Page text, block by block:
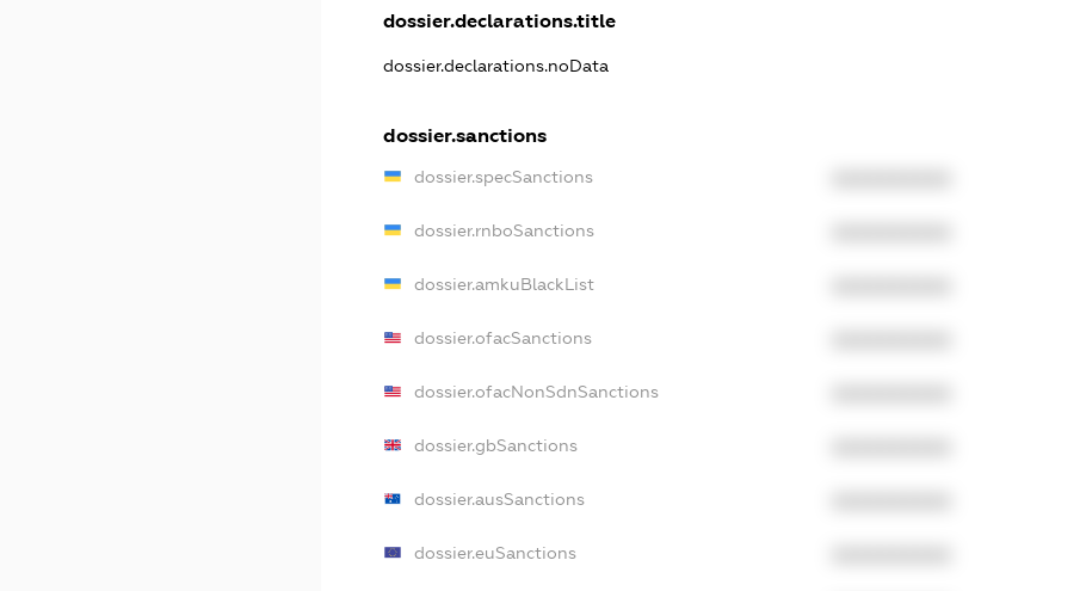
dossier.declarations.title
dossier.declarations.noData
dossier.sanctions
dossier.specSanctions
dossier.rnboSanctions
dossier.amkuBlackList
dossier.ofacSanctions
dossier.ofacNonSdnSanctions
dossier.gbSanctions
dossier.ausSanctions
dossier.euSanctions